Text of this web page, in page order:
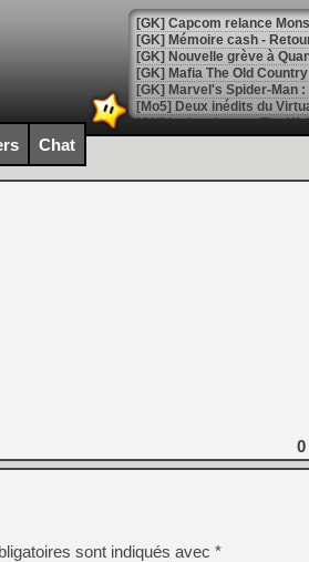
[GK] Capcom relance
[Mo5] Deux inédits du
[GK] Le beat'em up The
[GK] Endless Legend 2 :
[LS] [PS5] Le WebKit
[GK] Oubliez Crazy Taxi,
[LS] [Switch] NSZ 5.0.0
[GK] No More Room in
[GK] Un chatbot Atelier
[GK] Mémoire cash -
[GK] Nvidia : le prix des
[GK] Suikoden Star Leap :
[Mo5] La mini borne
[GK] Atari renoue avec
[GK] Le studio de FIFA
[GK] La PlayStation 1 en
Chat
0
sont indiqués avec *